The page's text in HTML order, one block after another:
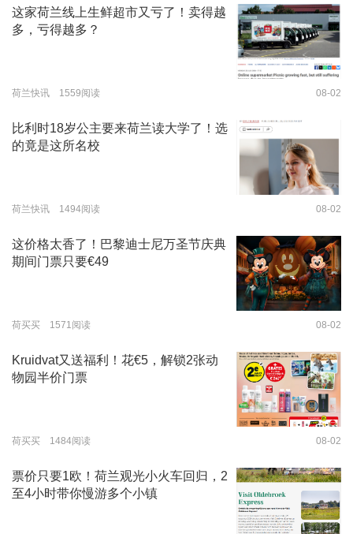
这家荷兰线上生鲜超市又亏了！卖得越
多，亏得越多？
荷兰快讯 1559阅读 08-02
比利时18岁公主要来荷兰读大学了！选
的竟是这所名校
荷兰快讯 1494阅读 08-02
这价格太香了！巴黎迪士尼万圣节庆典
期间门票只要€49
荷买买 1571阅读 08-02
Kruidvat又送福利！花€5，解锁2张动
物园半价门票
荷买买 1484阅读 08-02
票价只要1欧！荷兰观光小火车回归，2
至4小时带你慢游多个小镇